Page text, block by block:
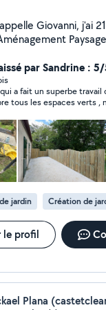
de réaliser diverses
travaux
Le
et je m'engage à
par Sandrine :
a fait un superbe travail
tous les espaces verts ,
calme mais
Le contact a été
et le travail réalisé
recommande +++
jardin Création de
le profil
Plana